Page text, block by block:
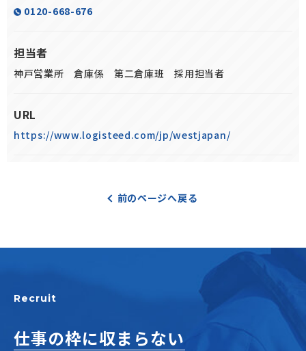
0120-668-676
担当者
神戸営業所 倉庫係 第二倉庫班 採用担当者
URL
https://www.logisteed.com/jp/westjapan/
前のページへ戻る
Recruit
仕事の枠に収まらない